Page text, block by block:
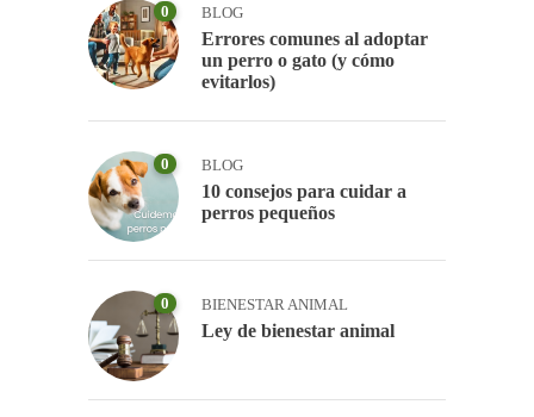
0 BLOG
Errores comunes al adoptar
un perro o gato (y cómo
evitarlos)
0 BLOG
10 consejos para cuidar a
perros pequeños
0 BIENESTAR ANIMAL
Ley de bienestar animal